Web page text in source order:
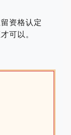
资格认定
可以。